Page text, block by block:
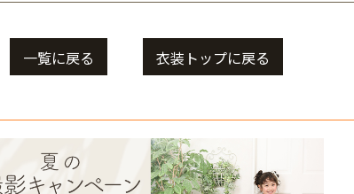
一覧に戻る 衣装トップに戻る